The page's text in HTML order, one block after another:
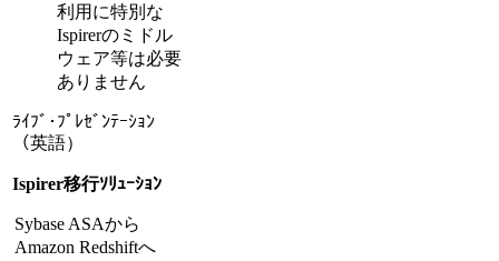
利用に特別な
Ispirerのミドル
ウェア等は必要
ありません
ﾗｲﾌﾞ･ﾌﾟﾚｾﾞﾝﾃｰｼｮﾝ
（英語）
Ispirer移行ｿﾘｭｰｼｮﾝ
Sybase ASAから
Amazon Redshiftへ